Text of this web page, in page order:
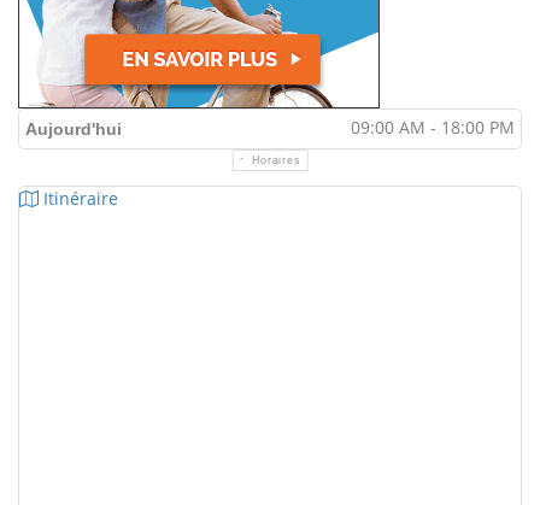
Aujourd'hui 09:00 AM - 18:00 PM
Horaires
Itinéraire